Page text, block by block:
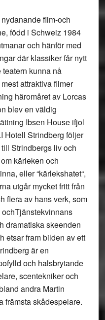
film-och
född i Schweiz 1984
och hänför med
där klassiker får nytt
kunna nå
attraktiva filmer
häromåret av Lorcas
blev en väldig
Ibsen House ifjol
Hotell Strindberg följer
Strindbergs liv och
kärleken och
eller “kärlekshatet“,
utgår mycket fritt från
flera av hans verk, som
dramatiska skeenden
etsar fram bilden av ett
är en
och halsbrytande
scentekniker och
andra Martin
främsta skådespelare.